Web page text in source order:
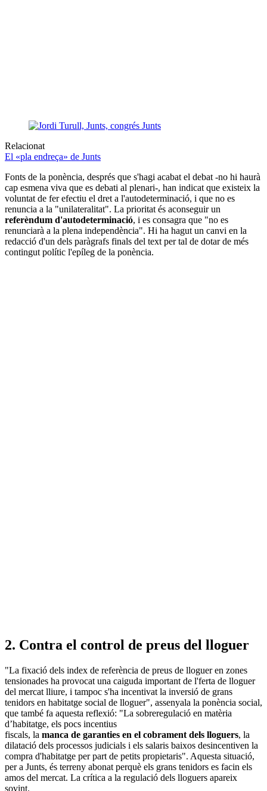
Relacionat
El «pla endreça» de Junts
Fonts de la ponència, després que s'hagi acabat el debat -no hi haurà
cap esmena viva que es debati al plenari-, han indicat que existeix la
voluntat de fer efectiu el dret a l'autodeterminació, i que no es
renuncia a la "unilateralitat". La prioritat és aconseguir un
referèndum d'autodeterminació, i es consagra que "no es
renunciarà a la plena independència". Hi ha hagut un canvi en la
redacció d'un dels paràgrafs finals del text per tal de dotar de més
contingut polític l'epíleg de la ponència.
2. Contra el control de preus del lloguer
"La fixació dels index de referència de preus de lloguer en zones
tensionades ha provocat una caiguda important de l'ferta de lloguer
del mercat lliure, i tampoc s'ha incentivat la inversió de grans
tenidors en habitatge social de lloguer", assenyala la ponència social,
que també fa aquesta reflexió: "La sobreregulació en matèria
d’habitatge, els pocs incentius
fiscals, la manca de garanties en el cobrament dels lloguers, la
dilatació dels processos judicials i els salaris baixos desincentiven la
compra d'habitatge per part de petits propietaris". Aquesta situació,
per a Junts, és terreny abonat perquè els grans tenidors es facin els
amos del mercat. La crítica a la regulació dels lloguers apareix
sovint.